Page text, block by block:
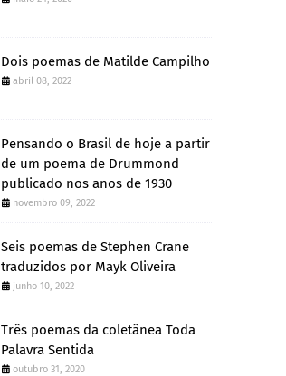
Dois poemas de Matilde Campilho
abril 08, 2022
Pensando o Brasil de hoje a partir
de um poema de Drummond
publicado nos anos de 1930
novembro 09, 2022
Seis poemas de Stephen Crane
traduzidos por Mayk Oliveira
junho 10, 2022
Três poemas da coletânea Toda
Palavra Sentida
outubro 31, 2020